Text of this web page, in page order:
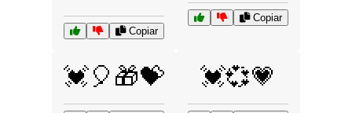
Copiar
Copiar
💓🎈🎁💝 💓💞💗